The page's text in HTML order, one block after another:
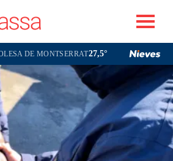
27,5° TERRASSA